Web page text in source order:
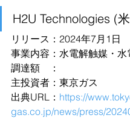
H2U Technologies (
リリース：2024年7月1日
事業内容：水電解触媒・水
調達額　：
主投資者：東京ガス
出典URL： https://
gas.co.jp/news/press/